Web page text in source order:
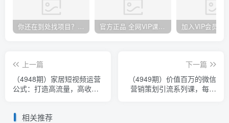
你还在到处找项目？还在当韭菜？我却靠卖项目一个月赚5万，曾经我也和你一样懵懂。 官方正品 全网VIP课程 无损下载~
上一篇
（4948期）家居短视频运营
公式：打造高流量，高收
下一篇
（4949期）价值百万的微信
营销策划引流系列课，每天
相关推荐